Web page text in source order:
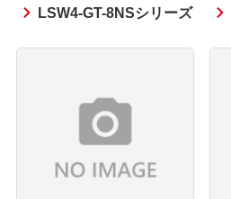
LSW4-GT-8NSシリーズ